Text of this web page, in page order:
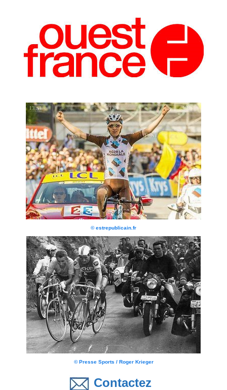
© estrepublicain.fr
© Presse Sports / Roger Krieger
Contactez